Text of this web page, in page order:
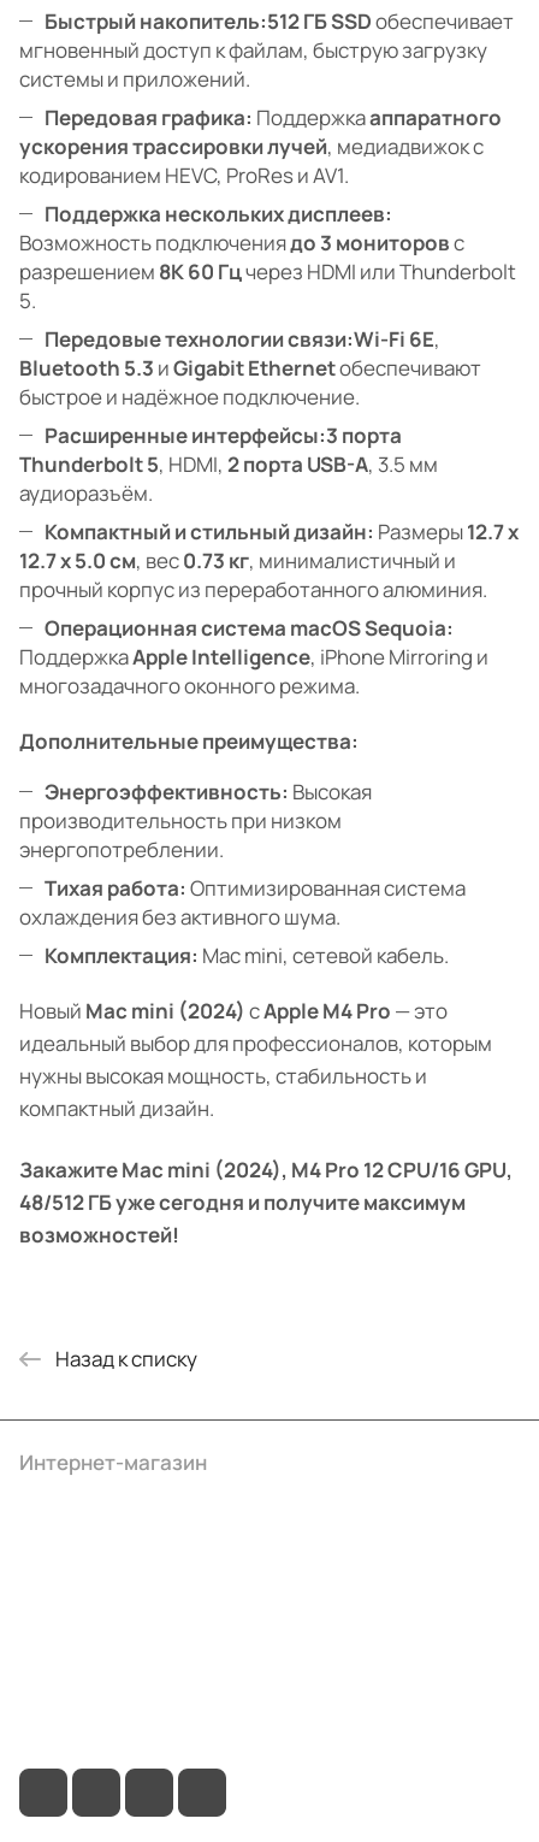
Быстрый накопитель:512 ГБ SSDобеспечивает
мгновенный доступ к файлам, быструю загрузку
системы и приложений.
Передовая графика: Поддержкааппаратного
ускорения трассировки лучей, медиадвижок с
кодированием HEVC, ProRes и AV1.
Поддержка нескольких дисплеев:
Возможность подключениядо 3 мониторовс
разрешением 8K 60 Гцчерез HDMI или Thunderbolt
5.
Передовые технологии связи:Wi-Fi 6E,
Bluetooth 5.3 иGigabit Ethernetобеспечивают
быстрое и надёжное подключение.
Расширенные интерфейсы:3 порта
Thunderbolt 5, HDMI, 2 порта USB-A, 3.5 мм
аудиоразъём.
Компактный и стильный дизайн: Размеры12.7 x
12.7 x 5.0 см, вес0.73 кг, минималистичный и
прочный корпус из переработанного алюминия.
Операционная система macOS Sequoia:
ПоддержкаApple Intelligence, iPhone Mirroring и
многозадачного оконного режима.
Дополнительные преимущества:
Энергоэффективность: Высокая
производительность при низком
энергопотреблении.
Тихая работа: Оптимизированная система
охлаждения без активного шума.
Комплектация: Mac mini, сетевой кабель.
Новый Mac mini (2024) сApple M4 Pro — это
идеальный выбор для профессионалов, которым
нужны высокая мощность, стабильность и
компактный дизайн.
Закажите Mac mini (2024), M4 Pro 12 CPU/16 GPU,
48/512 ГБ уже сегодня и получите максимум
возможностей!
Назад к списку
Интернет-магазин